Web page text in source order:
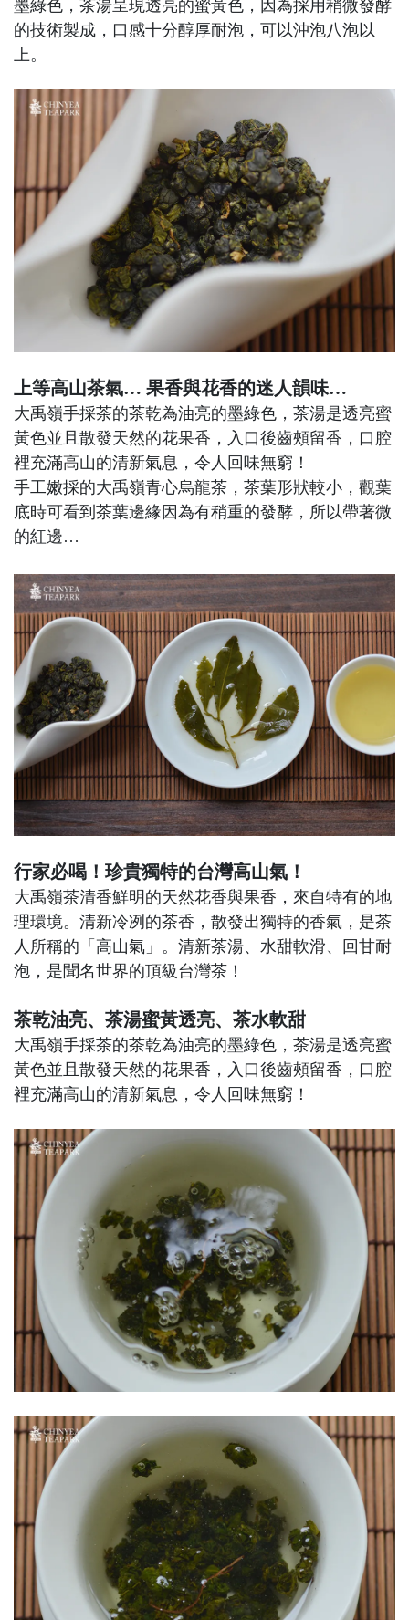
墨綠色，茶湯呈現透亮的蜜黃色，因為採用稍微發酵
的技術製成，口感十分醇厚耐泡，可以沖泡八泡以
上。
上等高山茶氣… 果香與花香的迷人韻味…
大禹嶺手採茶的茶乾為油亮的墨綠色，茶湯是透亮蜜
黃色並且散發天然的花果香，入口後齒頰留香，口腔
裡充滿高山的清新氣息，令人回味無窮！
手工嫩採的大禹嶺青心烏龍茶，茶葉形狀較小，觀葉
底時可看到茶葉邊緣因為有稍重的發酵，所以帶著微
的紅邊…
行家必喝！珍貴獨特的台灣高山氣！
大禹嶺茶清香鮮明的天然花香與果香，來自特有的地
理環境。清新冷冽的茶香，散發出獨特的香氣，是茶
人所稱的「高山氣」。清新茶湯、水甜軟滑、回甘耐
泡，是聞名世界的頂級台灣茶！
茶乾油亮、茶湯蜜黃透亮、茶水軟甜
大禹嶺手採茶的茶乾為油亮的墨綠色，茶湯是透亮蜜
黃色並且散發天然的花果香，入口後齒頰留香，口腔
裡充滿高山的清新氣息，令人回味無窮！